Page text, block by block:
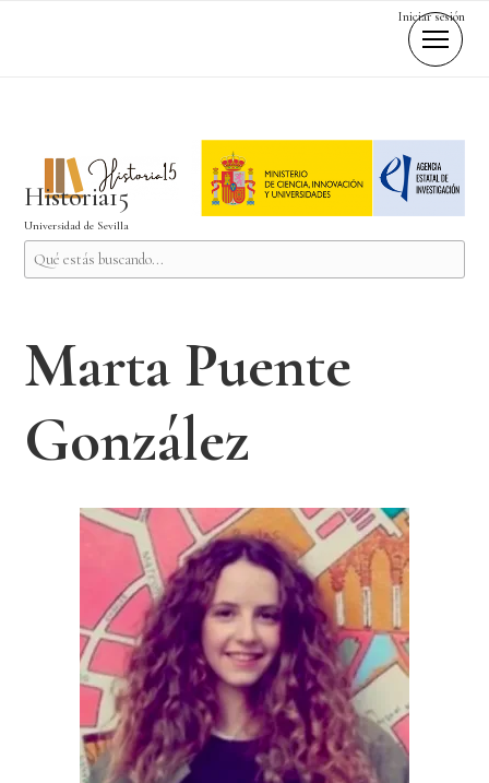
Iniciar sesión
Historia15
Universidad de Sevilla
Marta Puente
González